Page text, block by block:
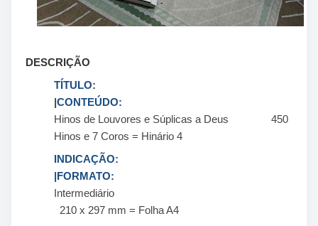
DESCRIÇÃO
TÍTULO:
|CONTEÚDO:
Hinos de Louvores e Súplicas a Deus 450
Hinos e 7 Coros = Hinário 4
INDICAÇÃO:
|FORMATO:
Intermediário
210 x 297 mm = Folha A4